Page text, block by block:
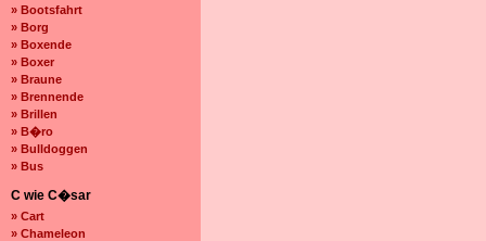
» Bootsfahrt
» Borg
» Boxende
» Boxer
» Braune
» Brennende
» Brillen
» B�ro
» Bulldoggen
» Bus
C wie C�sar
» Cart
» Chameleon